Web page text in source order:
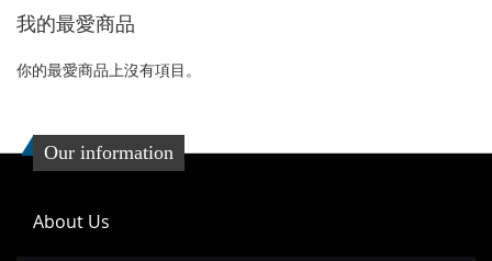
我的最愛商品
你的最愛商品上沒有項目。
Our information
About Us